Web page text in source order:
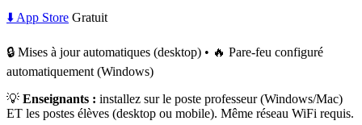
⬇️ App Store Gratuit
🔒 Mises à jour automatiques (desktop) • 🔥 Pare-feu configuré
automatiquement (Windows)
💡 Enseignants : installez sur le poste professeur (Windows/Mac)
ET les postes élèves (desktop ou mobile). Même réseau WiFi requis.